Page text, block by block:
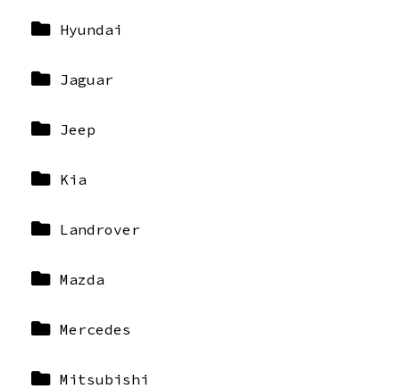
Hyundai
Jaguar
Jeep
Kia
Landrover
Mazda
Mercedes
Mitsubishi